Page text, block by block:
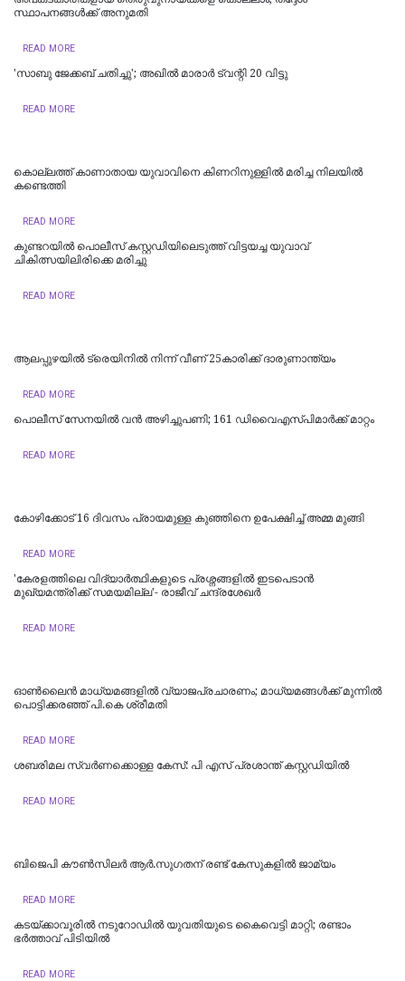
സ്ഥാപനങ്ങൾക്ക് അനുമതി
READ MORE
'സാബു ജേക്കബ് ചതിച്ചു'; അഖിൽ മാരാർ ട്വന്റി 20 വിട്ടു
READ MORE
കൊല്ലത്ത് കാണാതായ യുവാവിനെ കിണറിനുള്ളിൽ മരിച്ച നിലയിൽ
കണ്ടെത്തി
READ MORE
കുണ്ടറയിൽ പൊലീസ് കസ്റ്റഡിയിലെടുത്ത് വിട്ടയച്ച യുവാവ്
ചികിത്സയിലിരിക്കെ മരിച്ചു
READ MORE
ആലപ്പുഴയിൽ ട്രെയിനില്‍ നിന്ന് വീണ് 25കാരിക്ക് ദാരുണാന്ത്യം
READ MORE
പൊലീസ് സേനയിൽ വൻ അഴിച്ചുപണി; 161 ഡിവൈഎസ്പിമാര്‍ക്ക് മാറ്റം
READ MORE
കോഴിക്കോട് 16 ​ദിവസം പ്രായമുള്ള കുഞ്ഞിനെ ഉപേക്ഷിച്ച് അമ്മ മുങ്ങി
READ MORE
'കേരളത്തിലെ വിദ്യാർത്ഥികളുടെ പ്രശ്നങ്ങളിൽ ഇടപെടാൻ
മുഖ്യമന്ത്രിക്ക് സമയമില്ല'- രാജീവ് ചന്ദ്രശേഖർ
READ MORE
ഓൺലൈൻ മാധ്യമങ്ങളിൽ വ്യാജപ്രചാരണം; മാധ്യമങ്ങൾക്ക് മുന്നിൽ
പൊട്ടിക്കരഞ്ഞ് പി.കെ ശ്രീമതി
READ MORE
ശബരിമല സ്വര്‍ണക്കൊള്ള കേസ്: പി എസ് പ്രശാന്ത് കസ്റ്റഡിയില്‍
READ MORE
ബിജെപി കൗണ്‍സിലര്‍ ആര്‍.സുഗതന് രണ്ട് കേസുകളില്‍ ജാമ്യം
READ MORE
കടയ്ക്കാവൂരിൽ നടുറോഡില്‍ യുവതിയുടെ കൈവെട്ടി മാറ്റി; രണ്ടാം
ഭര്‍ത്താവ് പിടിയിൽ
READ MORE